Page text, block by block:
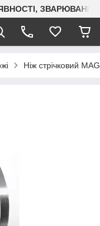
Ніж стрічковий